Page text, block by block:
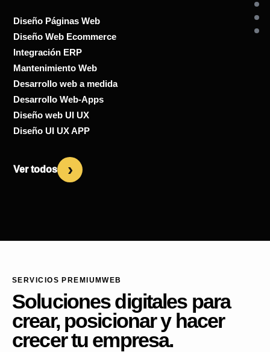
Diseño Páginas Web
Diseño Web Ecommerce
Integración ERP
Mantenimiento Web
Desarrollo web a medida
Desarrollo Web-Apps
Diseño web UI UX
Diseño UI UX APP
Ver todos ›
SERVICIOS PREMIUMWEB
Soluciones digitales para
crear, posicionar y hacer
crecer tu empresa.